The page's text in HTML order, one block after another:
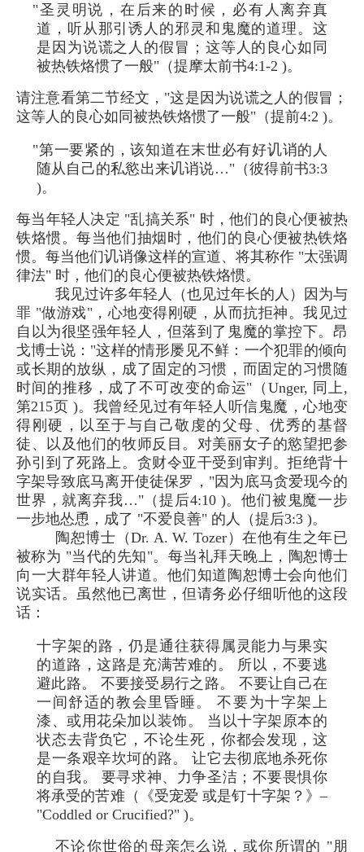
"圣灵明说，在后来的时候，必有人离弃真
道，听从那引诱人的邪灵和鬼魔的道理。这
是因为说谎之人的假冒；这等人的良心如同
被热铁烙惯了一般"（提摩太前书4:1-2 )。
请注意看第二节经文，"这是因为说谎之人的假冒；
这等人的良心如同被热铁烙惯了一般"（提前4:2 )。
"第一要紧的，该知道在末世必有好讥诮的人
随从自己的私慾出来讥诮说…"（彼得前书3:3
)。
每当年轻人决定 "乱搞关系" 时，他们的良心便被热
铁烙惯。每当他们抽烟时，他们的良心便被热铁烙
惯。每当他们讥诮像这样的宣道、将其称作 "太强调
律法" 时，他们的良心便被热铁烙惯。
我见过许多年轻人（也见过年长的人）因为与
罪 "做游戏"，心地变得刚硬，从而抗拒神。我见过
自以为很坚强年轻人，但落到了鬼魔的掌控下。昂
戈博士说："这样的情形屡见不鲜：一个犯罪的倾向
或长期的放纵，成了固定的习惯，而固定的习惯随
时间的推移，成了不可改变的命运"（Unger, 同上,
第215页 )。我曾经见过有年轻人听信鬼魔，心地变
得刚硬，以至于与自己敬虔的父母、优秀的基督
徒、以及他们的牧师反目。对美丽女子的慾望把参
孙引到了死路上。贪财令亚干受到审判。拒绝背十
字架导致底马离开使徒保罗，"因为底马贪爱现今的
世界，就离弃我…"（提后4:10 )。他们被鬼魔一步
一步地怂恿，成了 "不爱良善" 的人（提后3:3 )。
陶恕博士（Dr. A. W. Tozer）在他有生之年已
被称为 "当代的先知"。每当礼拜天晚上，陶恕博士
向一大群年轻人讲道。他们知道陶恕博士会向他们
说实话。虽然他已离世，但请务必仔细听他的这段
话：
十字架的路，仍是通往获得属灵能力与果实
的道路，这路是充满苦难的。 所以，不要逃
避此路。 不要接受易行之路。 不要让自己在
一间舒适的教会里昏睡。 不要为十字架上
漆、或用花朵加以装饰。 当以十字架原本的
状态去背负它，不论生死，你都会发现，这
是一条艰辛坎坷的路。 让它去彻底地杀死你
的自我。 要寻求神、力争圣洁；不要畏惧你
将承受的苦难（《受宠爱 或是钉十字架？》–
"Coddled or Crucified?" )。
不论你世俗的母亲怎么说，或你所谓的 "朋